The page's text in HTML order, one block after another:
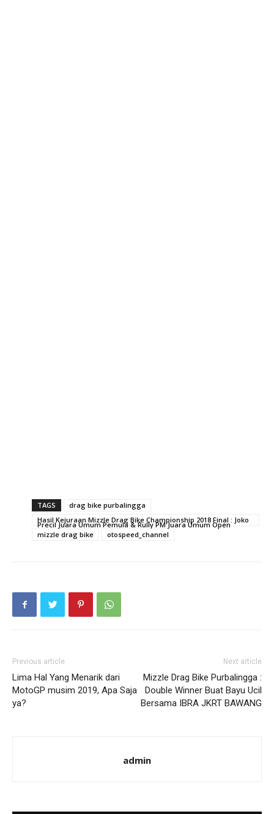
TAGS
drag bike purbalingga
Hasil Kejuraan Mizzle Drag Bike Championship 2018 Final : Joko
Precil Juara Umum Pemula & Rully PM Juara Umum Open
mizzle drag bike
otospeed_channel
Previous article
Lima Hal Yang Menarik dari
MotoGP musim 2019, Apa Saja
ya?
Next article
Mizzle Drag Bike Purbalingga :
Double Winner Buat Bayu Ucil
Bersama IBRA JKRT BAWANG
admin